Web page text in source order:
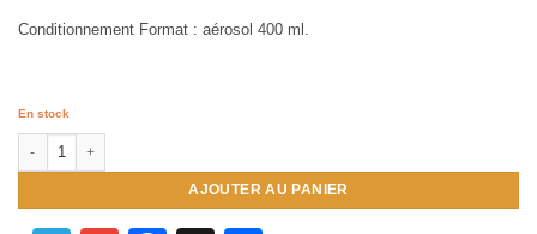
Conditionnement Format : aérosol 400 ml.
En stock
quantité de Dégivreur instantané RIEM
AJOUTER AU PANIER